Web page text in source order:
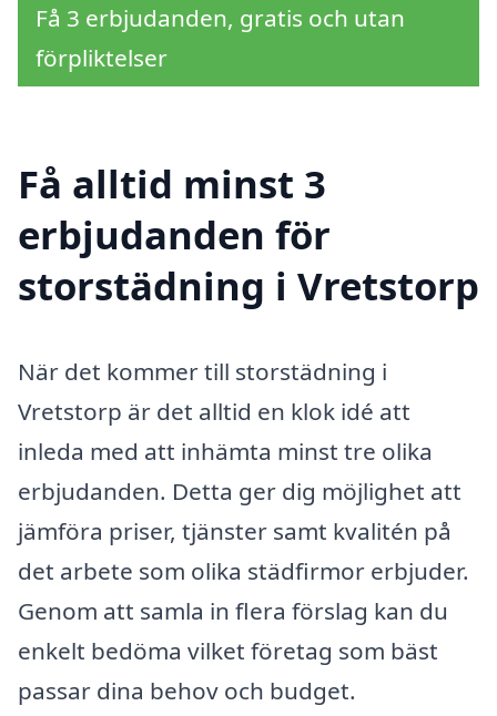
Få 3 erbjudanden, gratis och utan
förpliktelser
Få alltid minst 3
erbjudanden för
storstädning i Vretstorp
När det kommer till storstädning i
Vretstorp är det alltid en klok idé att
inleda med att inhämta minst tre olika
erbjudanden. Detta ger dig möjlighet att
jämföra priser, tjänster samt kvalitén på
det arbete som olika städfirmor erbjuder.
Genom att samla in flera förslag kan du
enkelt bedöma vilket företag som bäst
passar dina behov och budget.